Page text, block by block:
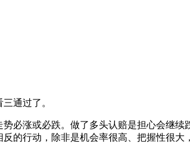
通过了。
必涨或必跌。做了多头认赔是担心会继续
的行动，除非是机会率很高、把握性很大